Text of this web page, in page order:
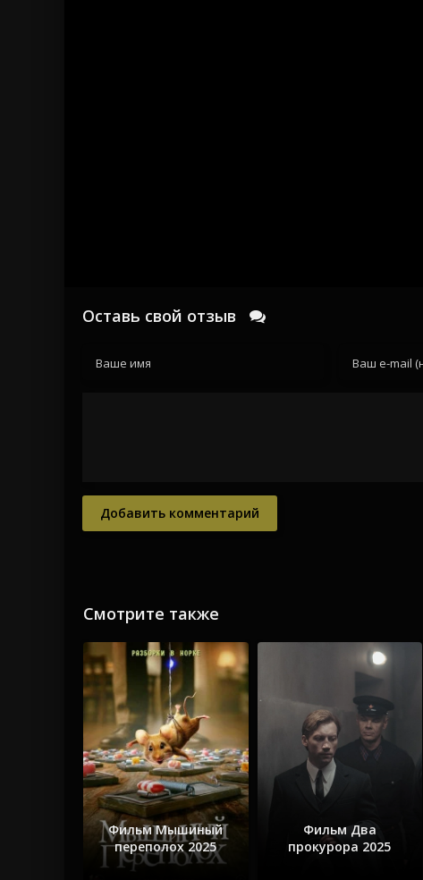
Оставь свой отзыв
Добавить комментарий
Смотрите также
Фильм Мышиный
переполох 2025
Фильм Два
прокурора 2025